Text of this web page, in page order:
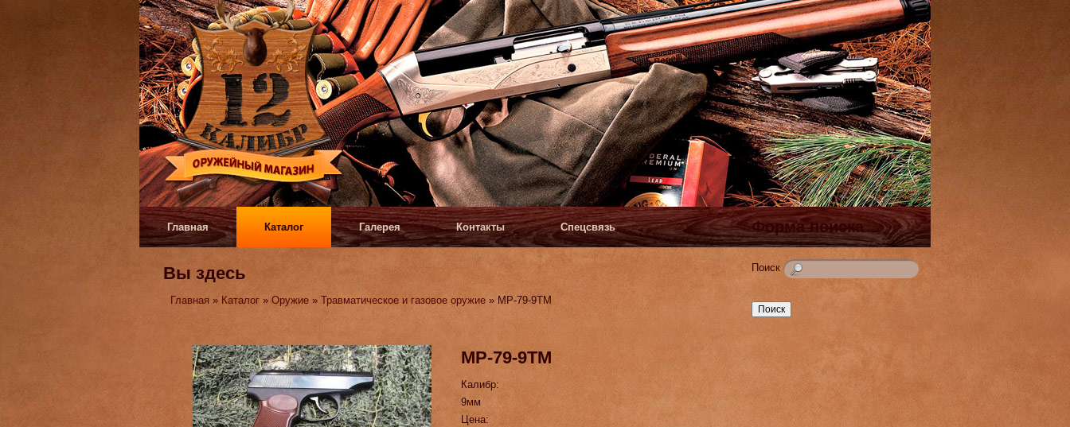
Форма поиска
Поиск
Главная Каталог Галерея Контакты Спецсвязь
Вы здесь
Главная » Каталог »Оружие »Травматическое и газовое оружие » МР-79-9ТМ
МР-79-9ТМ
Калибр:
9мм
Цена: